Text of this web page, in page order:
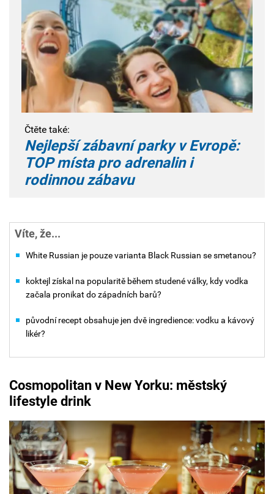
Čtěte také:
Nejlepší zábavní parky v Evropě:
TOP místa pro adrenalin i
rodinnou zábavu
Víte, že...
White Russian je pouze varianta Black Russian se smetanou?
koktejl získal na popularitě během studené války, kdy vodka
začala pronikat do západních barů?
původní recept obsahuje jen dvě ingredience: vodku a kávový
likér?
Cosmopolitan v New Yorku: městský
lifestyle drink